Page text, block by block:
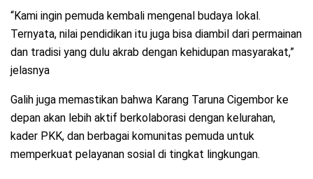
“Kami ingin pemuda kembali mengenal budaya lokal.
Ternyata, nilai pendidikan itu juga bisa diambil dari permainan
dan tradisi yang dulu akrab dengan kehidupan masyarakat,”
jelasnya
Galih juga memastikan bahwa Karang Taruna Cigembor ke
depan akan lebih aktif berkolaborasi dengan kelurahan,
kader PKK, dan berbagai komunitas pemuda untuk
memperkuat pelayanan sosial di tingkat lingkungan.